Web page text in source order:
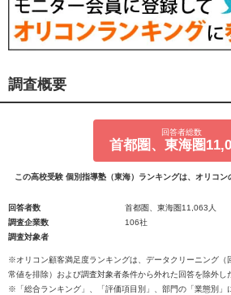
調査概要
回答者総数
首都圏、東海圏
この高校受験 個別指導塾（東海）ランキングは、オリコン
回答者数
首都圏、東海圏11,063人
調査企業数
106社
調査対象者
※オリコン顧客満足度ランキングは、データクリーニング（
常値を排除）および調査対象者条件から外れた回答を除外し
※「総合ランキング」、「評価項目別」、部門の「業態別」